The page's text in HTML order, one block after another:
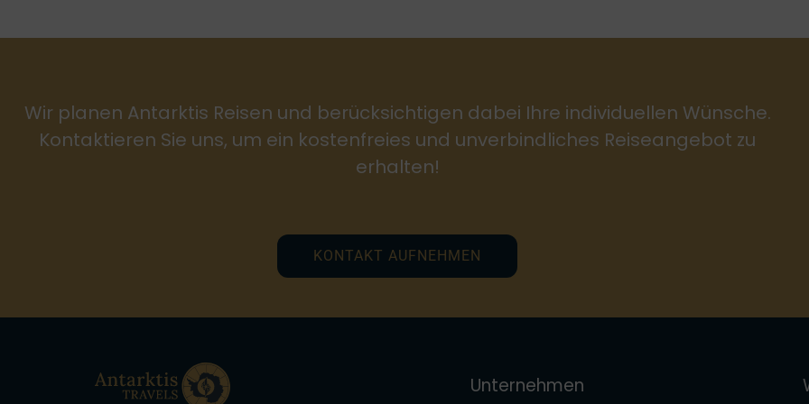
Wir planen Antarktis Reisen und berücksichtigen dabei Ihre individuellen Wünsche.
Kontaktieren Sie uns, um ein kostenfreies und unverbindliches Reiseangebot zu
erhalten!
KONTAKT AUFNEHMEN
Unternehmen